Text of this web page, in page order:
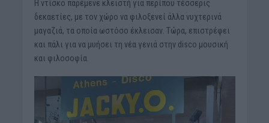
Η ντίσκο παρέμενε κλειστή για περίπου τέσσερις
δεκαετίες, με τον χώρο να φιλοξενεί άλλα νυχτερινά
μαγαζιά, τα οποία ωστόσο έκλεισαν. Τώρα, επιστρέφει
και πάλι για να μυήσει τη νέα γενιά στην disco μουσική
και φιλοσοφία.